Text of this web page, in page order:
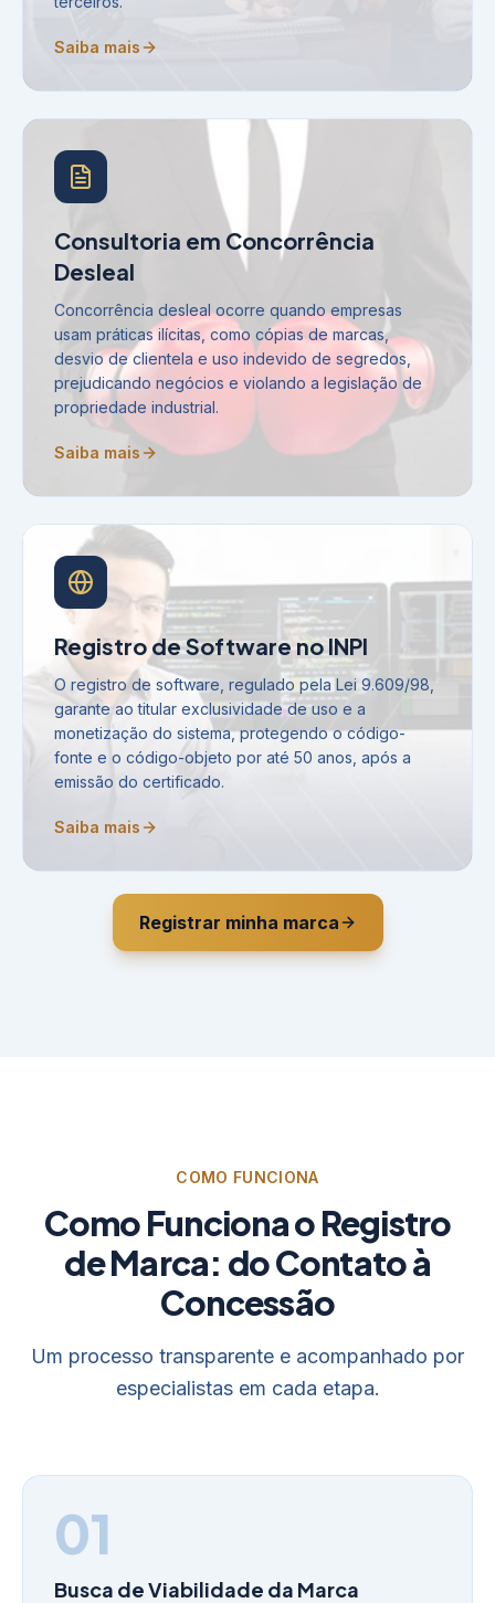
Saiba mais
Consultoria em Concorrência
Desleal
Concorrência desleal ocorre quando empresas
usam práticas ilícitas, como cópias de marcas,
desvio de clientela e uso indevido de segredos,
prejudicando negócios e violando a legislação de
propriedade industrial.
Saiba mais
Registro de Software no INPI
O registro de software, regulado pela Lei 9.609/98,
garante ao titular exclusividade de uso e a
monetização do sistema, protegendo o código-
fonte e o código-objeto por até 50 anos, após a
emissão do certificado.
Saiba mais
Registrar minha marca
COMO FUNCIONA
Como Funciona o Registro
de Marca: do Contato à
Concessão
Um processo transparente e acompanhado por
especialistas em cada etapa.
01
Busca de Viabilidade da Marca